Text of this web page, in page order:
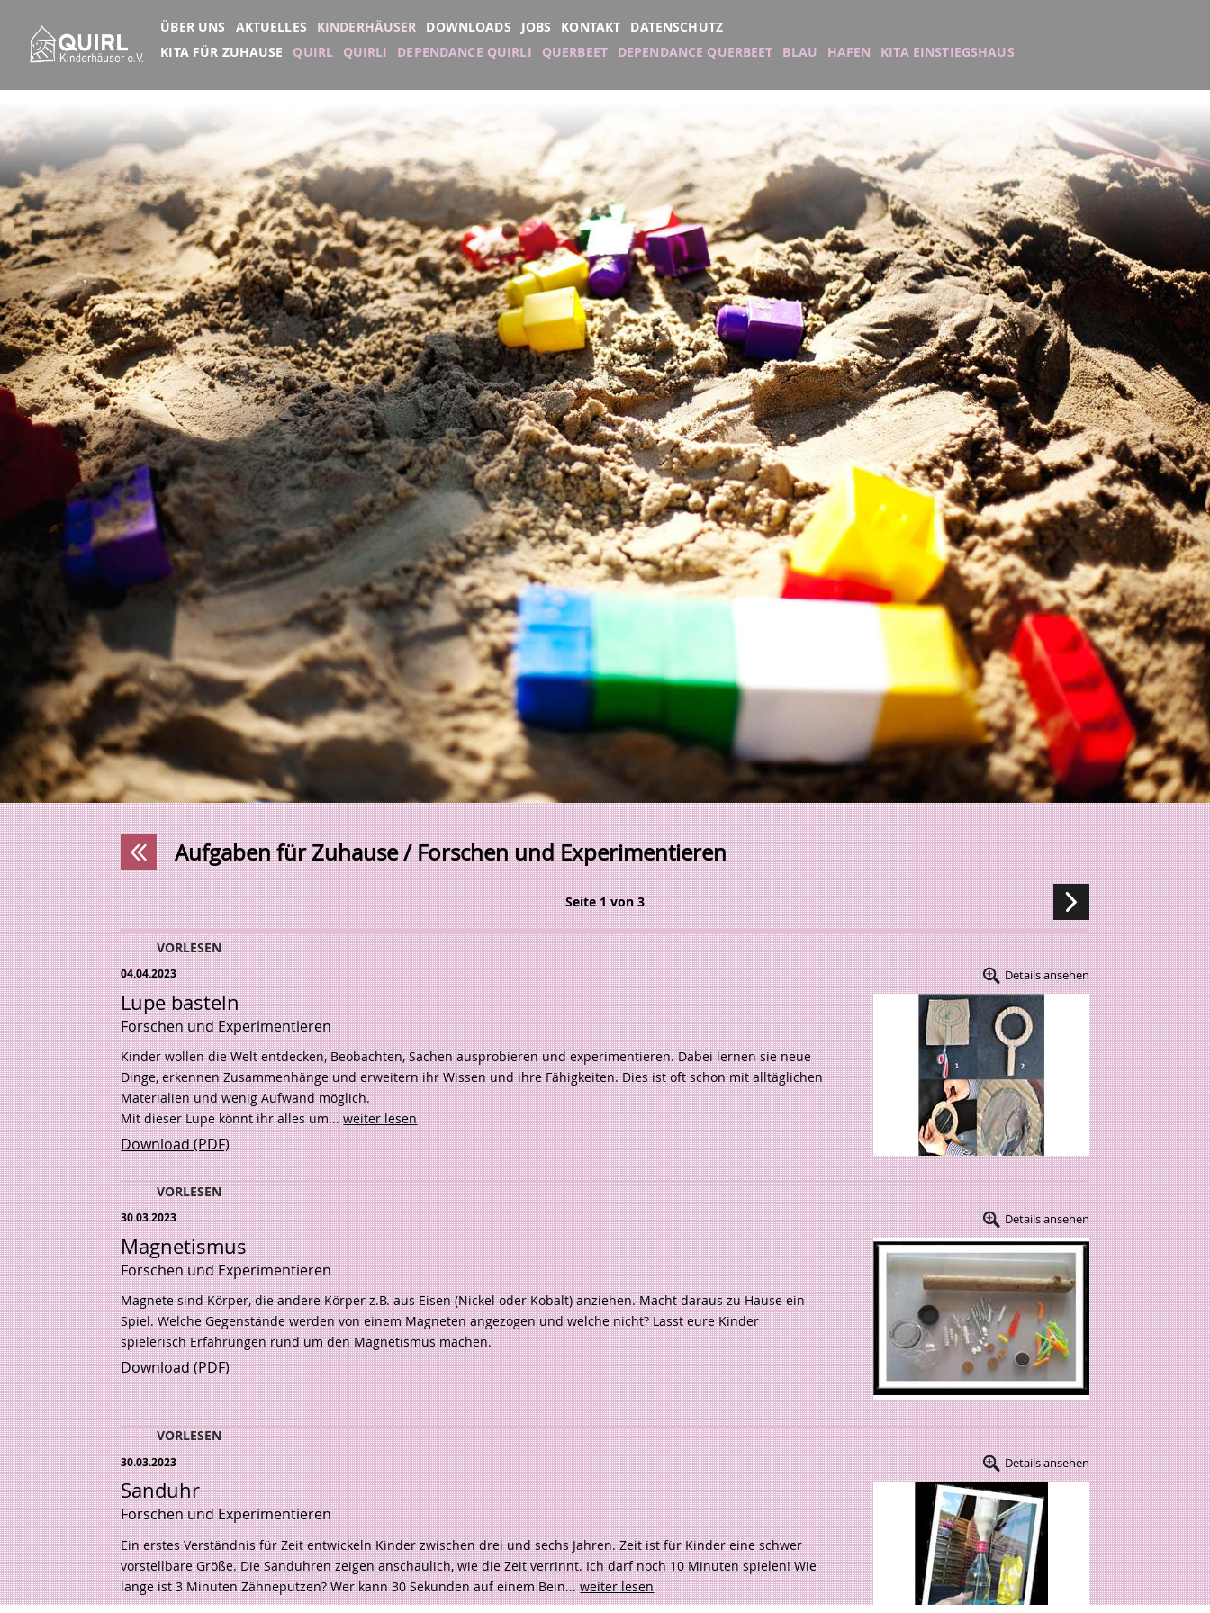
ÜBER UNS AKTUELLES KINDERHÄUSER DOWNLOADS JOBS KONTAKT DATENSCHUTZ
KITA FÜR ZUHAUSE
QUIRL QUIRLI DEPENDANCE QUIRLI QUERBEET DEPENDANCE QUERBEET BLAU HAFEN KITA EINSTIEGSHAUS
Aufgaben für Zuhause / Forschen und Experimentieren
Seite 1 von 3
VORLESEN
Details ansehen
04.04.2023
Lupe basteln
Forschen und Experimentieren
Kinder wollen die Welt entdecken, Beobachten, Sachen ausprobieren und experimentieren. Dabei lernen sie neue
Dinge, erkennen Zusammenhänge und erweitern ihr Wissen und ihre Fähigkeiten. Dies ist oft schon mit alltäglichen
Materialien und wenig Aufwand möglich.
Mit dieser Lupe könnt ihr alles um...weiter lesen
Download (PDF)
VORLESEN
Details ansehen
30.03.2023
Magnetismus
Forschen und Experimentieren
Magnete sind Körper, die andere Körper z.B. aus Eisen (Nickel oder Kobalt) anziehen. Macht daraus zu Hause ein
Spiel. Welche Gegenstände werden von einem Magneten angezogen und welche nicht? Lasst eure Kinder
spielerisch Erfahrungen rund um den Magnetismus machen.
Download (PDF)
VORLESEN
Details ansehen
30.03.2023
Sanduhr
Forschen und Experimentieren
Ein erstes Verständnis für Zeit entwickeln Kinder zwischen drei und sechs Jahren. Zeit ist für Kinder eine schwer
vorstellbare Größe. Die Sanduhren zeigen anschaulich, wie die Zeit verrinnt. Ich darf noch 10 Minuten spielen! Wie
lange ist 3 Minuten Zähneputzen? Wer kann 30 Sekunden auf einem Bein...weiter lesen